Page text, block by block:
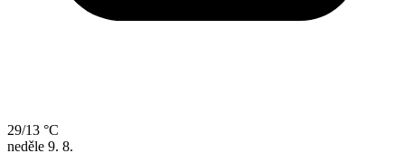
29/13 °C
neděle 9. 8.